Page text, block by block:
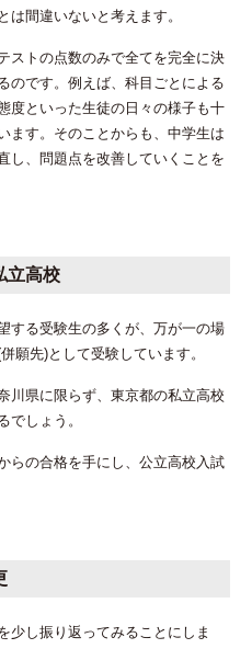
は間違いないと考えます。
ストの点数のみで全てを完全に決
のです。例えば、科目ごとによる
度といった生徒の日々の様子も十
ます。そのことからも、中学生は
し、問題点を改善していくことを
立高校
する受験生の多くが、万が一の場
願先)として受験しています。
川県に限らず、東京都の私立高校
でしょう。
らの合格を手にし、公立高校入試
少し振り返ってみることにしま